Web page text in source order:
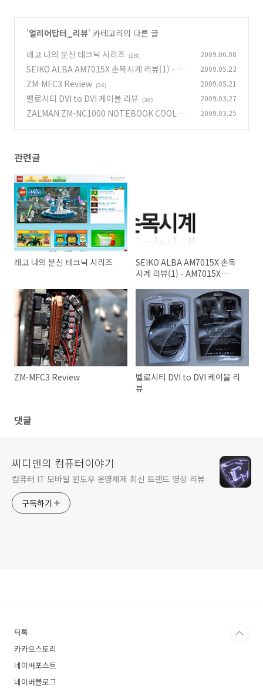
'얼리어답터_리뷰' 카테고리의 다른 글
레고 나의 분신 테크닉 시리즈
(28) 2009.06.08
SEIKO ALBA AM7015X 손목시계 리뷰(1) - AM
7015X Review (30)
2009.05.23
ZM-MFC3 Review (24) 2009.05.21
벨로시티 DVI to DVI 케이블 리뷰 (38) 2009.03.27
ZALMAN ZM-NC1000 NOTEBOOK COOLER
2009.03.25
관련글
레고 나의 분신 테크닉 시리즈
SEIKO ALBA AM7015X 손목
시계 리뷰(1) - AM7015X
ZM-MFC3 Review
벨로시티 DVI to DVI 케이블 리
뷰
댓글
씨디맨의 컴퓨터이야기
컴퓨터 IT 모바일 윈도우 운영체제 최신 트랜드 영상 리뷰
구독하기
틱톡
카카오스토리
네이버포스트
네이버블로그